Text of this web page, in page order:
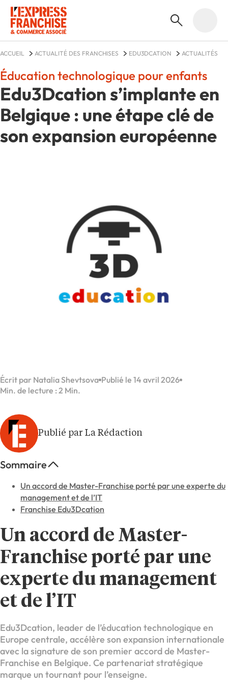
ACCUEIL ACTUALITÉ DES FRANCHISES EDU3DCATION ACTUALITÉS
Edu3Dcation s’implante en
Belgique : une étape clé de
son expansion européenne
Éducation technologique pour enfants
Écrit par Natalia Shevtsova Publié le 14 avril 2026
Min. de lecture : 2 Min.
Publié par La Rédaction
Sommaire
Un accord de Master-Franchise porté par une experte du
management et de l’IT
Franchise Edu3Dcation
Un accord de Master-
Franchise porté par une
experte du management
et de l’IT
Edu3Dcation, leader de l’éducation technologique en
Europe centrale, accélère son expansion internationale
avec la signature de son premier accord de Master-
Franchise en Belgique. Ce partenariat stratégique
marque un tournant pour l’enseigne.